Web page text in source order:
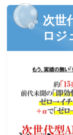
次世
ロジ